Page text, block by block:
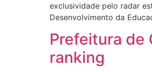
exclusividade pelo radar
Desenvolvimento da
Prefeitura de
ranking